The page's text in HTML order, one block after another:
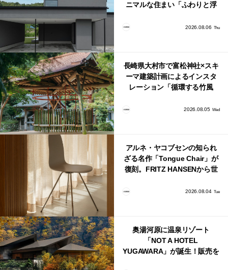
ニマルな住まい「ふわりと浮
2026.08.06 Thu
長崎県大村市で富松神社×スキ
ーマ建築計画によるインスタ
レーション「循環する竹風
2026.08.05 Wed
アルネ・ヤコブセンの知られ
ざる名作「Tongue Chair」が
復刻。FRITZ HANSENから世
2026.08.04 Tue
奥湯河原に温泉リゾート
「NOT A HOTEL
YUGAWARA」が誕生！販売を